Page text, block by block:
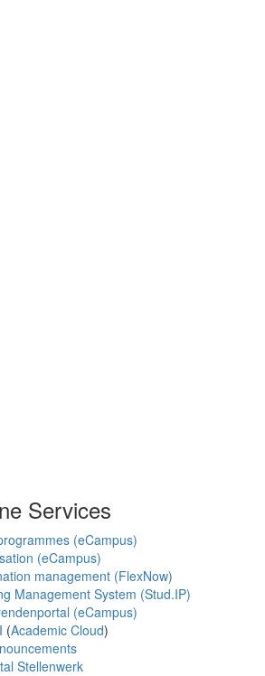
Services
(eCampus)
(eCampus)
management (FlexNow)
Management System (Stud.IP)
(eCampus)
(Academic Cloud)
Stellenwerk